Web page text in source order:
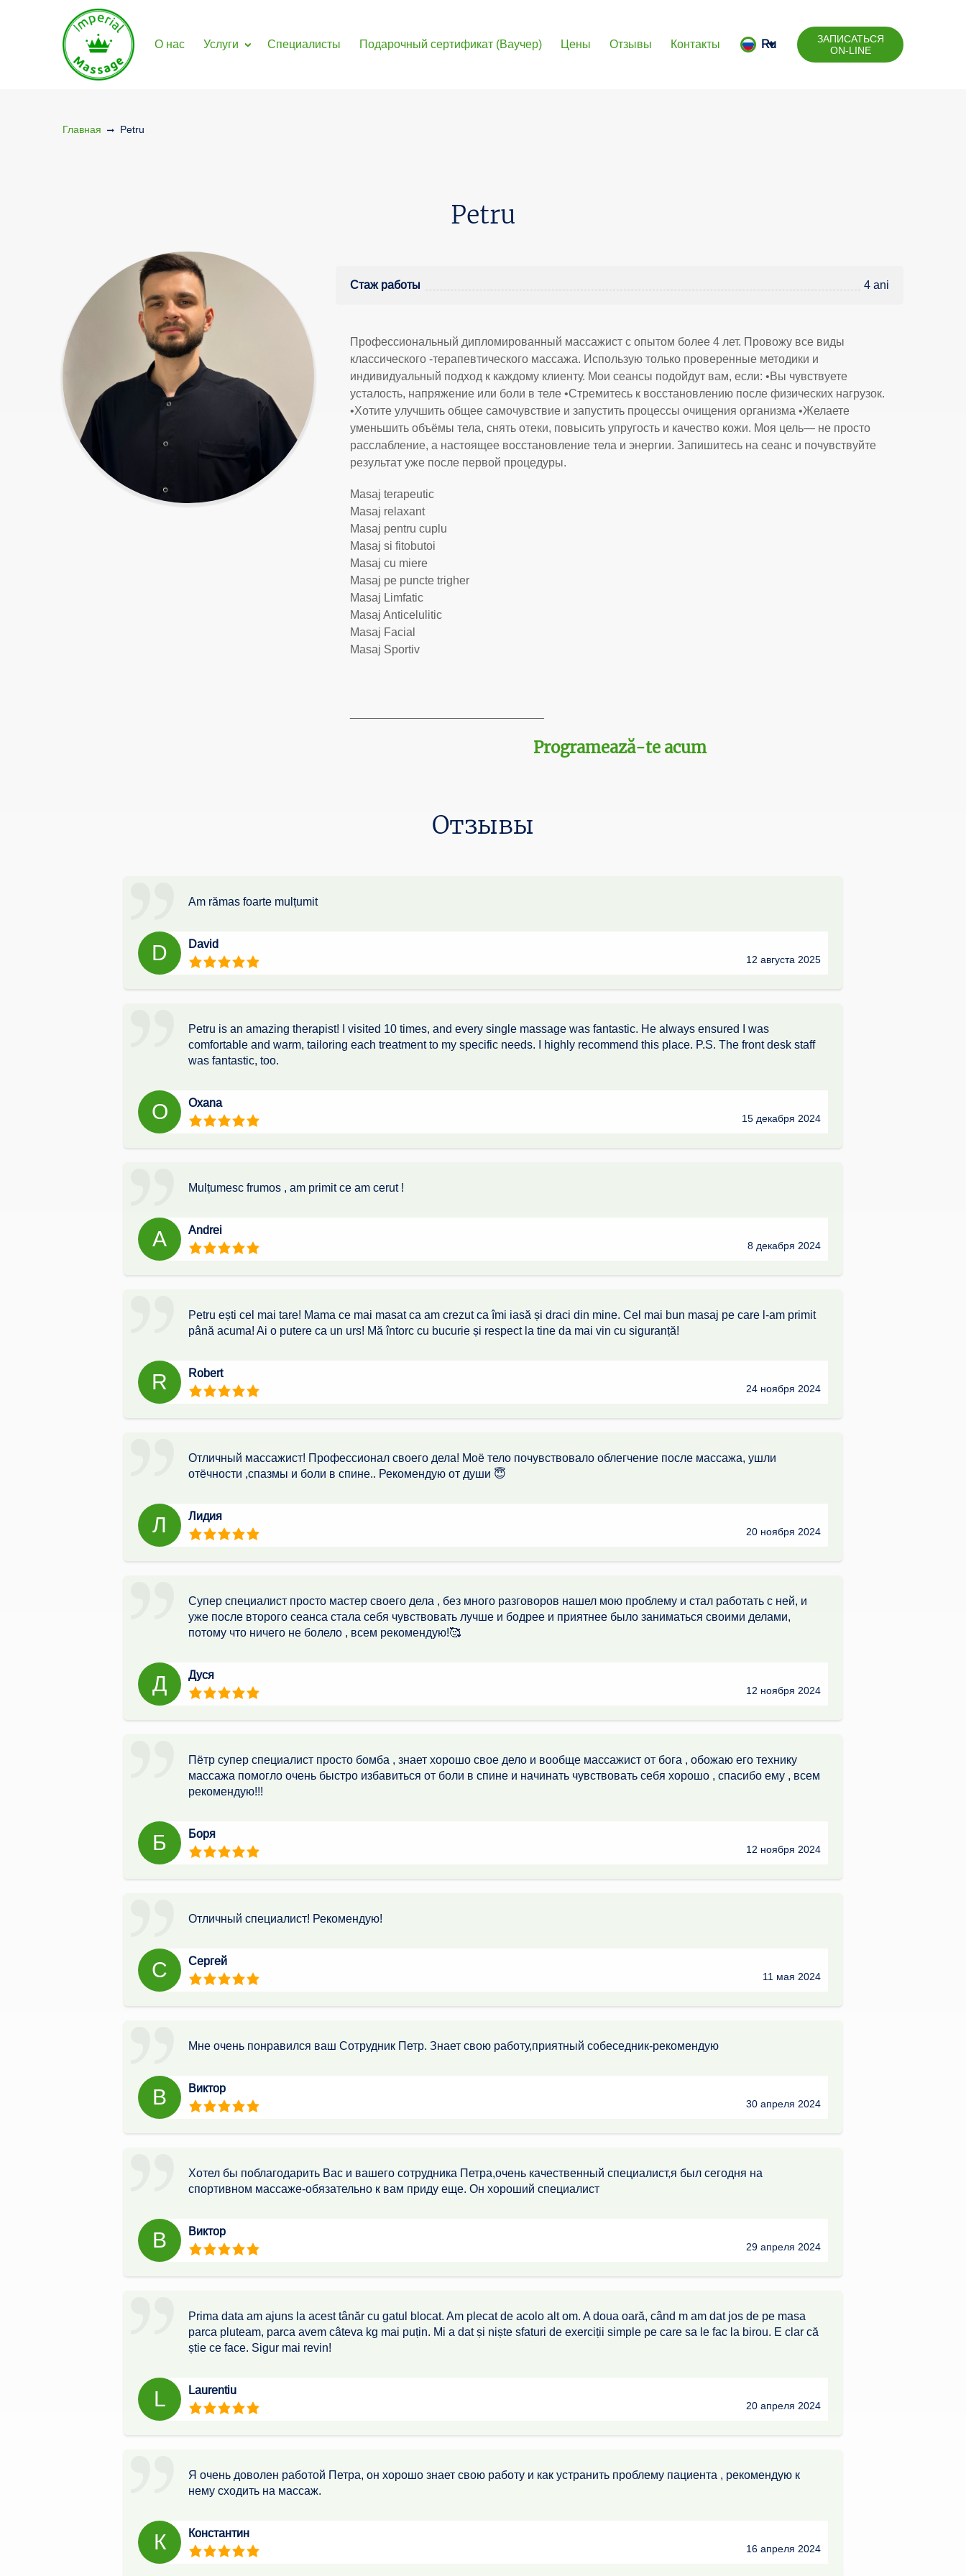
gtag('config', 'G-LEWFM0YPF8');
О нас Услуги Специалисты Подарочный сертификат (Ваучер) Цены Отзывы Контакты Ru
ЗАПИСАТЬСЯ
ON-LINE
Главная Petru
Petru
Стаж работы 4 ani
Профессиональный дипломированный массажист с опытом более 4 лет. Провожу все виды
классического -терапевтического массажа. Использую только проверенные методики и
индивидуальный подход к каждому клиенту. Мои сеансы подойдут вам, если: •Вы чувствуете
усталость, напряжение или боли в теле •Стремитесь к восстановлению после физических нагрузок.
•Хотите улучшить общее самочувствие и запустить процессы очищения организма •Желаете
уменьшить объёмы тела, снять отеки, повысить упругость и качество кожи. Моя цель— не просто
расслабление, а настоящее восстановление тела и энергии. Запишитесь на сеанс и почувствуйте
результат уже после первой процедуры.
Masaj terapeutic
Masaj relaxant
Masaj pentru cuplu
Masaj si fitobutoi
Masaj cu miere
Masaj pe puncte trigher
Masaj Limfatic
Masaj Anticelulitic
Masaj Facial
Masaj Sportiv
Programează-te acum
Отзывы
Am rămas foarte mulțumit
D David
12 августа 2025
Petru is an amazing therapist! I visited 10 times, and every single massage was fantastic. He always ensured I was
comfortable and warm, tailoring each treatment to my specific needs. I highly recommend this place. P.S. The front desk staff
was fantastic, too.
O Oxana
15 декабря 2024
Mulțumesc frumos , am primit ce am cerut !
A Andrei
8 декабря 2024
Petru ești cel mai tare! Mama ce mai masat ca am crezut ca îmi iasă și draci din mine. Cel mai bun masaj pe care l-am primit
până acuma! Ai o putere ca un urs! Mă întorc cu bucurie și respect la tine da mai vin cu siguranță!
R Robert
24 ноября 2024
Отличный массажист! Профессионал своего дела! Моё тело почувствовало облегчение после массажа, ушли
отёчности ,спазмы и боли в спине.. Рекомендую от души 😇
Л Лидия
20 ноября 2024
Супер специалист просто мастер своего дела , без много разговоров нашел мою проблему и стал работать с ней, и
уже после второго сеанса стала себя чувствовать лучше и бодрее и приятнее было заниматься своими делами,
потому что ничего не болело , всем рекомендую!🥰
Д Дуся
12 ноября 2024
Пётр супер специалист просто бомба , знает хорошо свое дело и вообще массажист от бога , обожаю его технику
массажа помогло очень быстро избавиться от боли в спине и начинать чувствовать себя хорошо , спасибо ему , всем
рекомендую!!!
Б Боря
12 ноября 2024
Отличный специалист! Рекомендую!
С Сергей
11 мая 2024
Мне очень понравился ваш Сотрудник Петр. Знает свою работу,приятный собеседник-рекомендую
В Виктор
30 апреля 2024
Хотел бы поблагодарить Вас и вашего сотрудника Петра,очень качественный специалист,я был сегодня на
спортивном массаже-обязательно к вам приду еще. Он хороший специалист
В Виктор
29 апреля 2024
Prima data am ajuns la acest tânăr cu gatul blocat. Am plecat de acolo alt om. A doua oară, când m am dat jos de pe masa
parca pluteam, parca avem câteva kg mai puțin. Mi a dat și niște sfaturi de exerciții simple pe care sa le fac la birou. E clar că
știe ce face. Sigur mai revin!
L Laurentiu
20 апреля 2024
Я очень доволен работой Петра, он хорошо знает свою работу и как устранить проблему пациента , рекомендую к
нему сходить на массаж.
К Константин
16 апреля 2024